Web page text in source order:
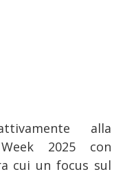
alla
2025 con
cui un focus sul